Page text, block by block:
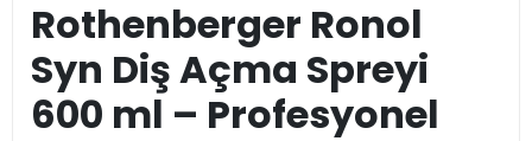
Rothenberger Ronol
Syn Diş Açma Spreyi
600 ml – Profesyonel